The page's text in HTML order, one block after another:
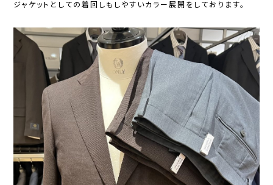
ジャケットとしての着回しもしやすいカラー展開をしております。